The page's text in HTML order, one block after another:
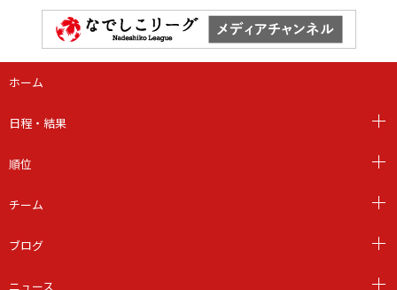
ホーム
日程・結果
順位
チーム
ブログ
ニュース